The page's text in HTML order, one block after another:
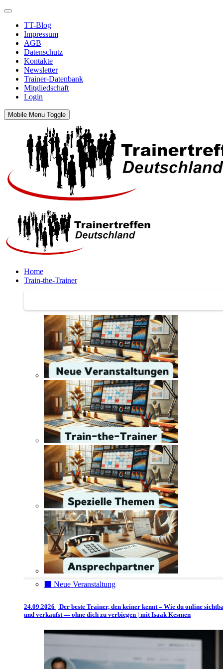
TT-Blog
Impressum
AGB
Datenschutz
Kontakte
Newsletter
Trainer-Datenbank
Mitgliedschaft
Login
Mobile Menu Toggle
Home
Train-the-Trainer
⬛️ Neue Veranstaltung
24.09.2026 | Der beste Trainer, den keiner kennt – Wie du online
und verkaufst — ohne dich zu verbiegen | mit Isaak Kesmen